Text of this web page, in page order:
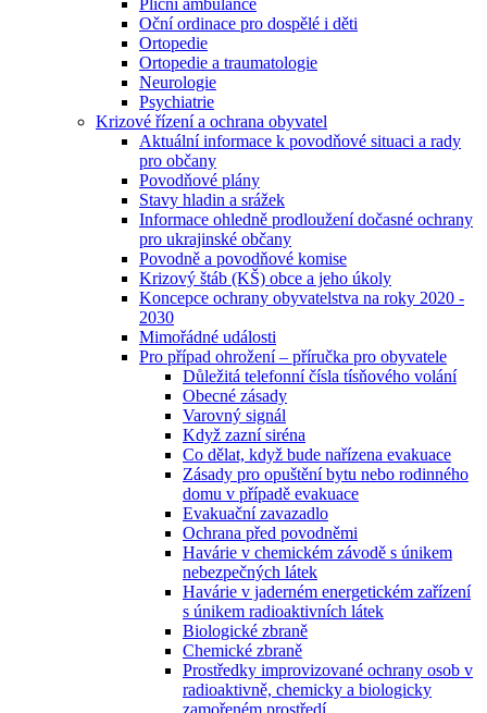
Plicní ambulance
Oční ordinace pro dospělé i děti
Ortopedie
Ortopedie a traumatologie
Neurologie
Psychiatrie
Krizové řízení a ochrana obyvatel
Aktuální informace k povodňové situaci a rady
pro občany
Povodňové plány
Stavy hladin a srážek
Informace ohledně prodloužení dočasné ochrany
pro ukrajinské občany
Povodně a povodňové komise
Krizový štáb (KŠ) obce a jeho úkoly
Koncepce ochrany obyvatelstva na roky 2020 -
2030
Mimořádné události
Pro případ ohrožení – příručka pro obyvatele
Důležitá telefonní čísla tísňového volání
Obecné zásady
Varovný signál
Když zazní siréna
Co dělat, když bude nařízena evakuace
Zásady pro opuštění bytu nebo rodinného
domu v případě evakuace
Evakuační zavazadlo
Ochrana před povodněmi
Havárie v chemickém závodě s únikem
nebezpečných látek
Havárie v jaderném energetickém zařízení
s únikem radioaktivních látek
Biologické zbraně
Chemické zbraně
Prostředky improvizované ochrany osob v
radioaktivně, chemicky a biologicky
zamořeném prostředí